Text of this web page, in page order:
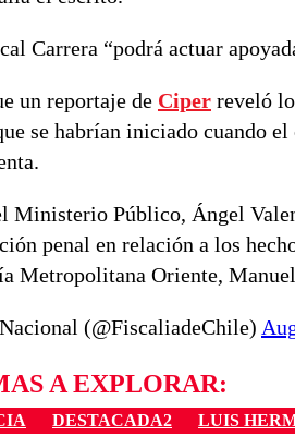
Carrera “podrá actuar
un reportaje de Ciper reveló
se habrían iniciado cuando
Ministerio Público, Ángel
penal en relación a los
Metropolitana Oriente,
(@FiscaliadeChile)
A EXPLORAR:
DESTACADA2 LUIS